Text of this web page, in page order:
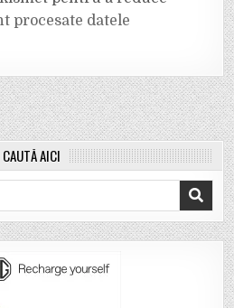
procesate datele
CAUTĂ AICI